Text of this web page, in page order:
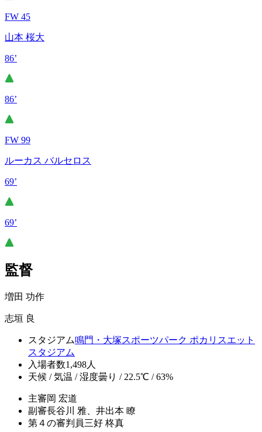
FW 45
山本 桜大
86’
86’
FW 99
ルーカス バルセロス
69’
69’
監督
増田 功作
志垣 良
スタジアム鳴門・大塚スポーツパーク ポカリスエット
スタジアム
入場者数1,498人
天候 / 気温 / 湿度曇り / 22.5℃ / 63%
主審岡 宏道
副審長谷川 雅、井出本 瞭
第４の審判員三好 柊真